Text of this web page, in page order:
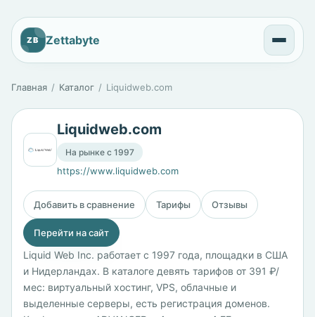
ZB Zettabyte
Главная Каталог Liquidweb.com
Liquidweb.com
На рынке с 1997
https://www.liquidweb.com
Добавить в сравнение Тарифы Отзывы
Перейти на сайт
Liquid Web Inc. работает с 1997 года, площадки в США
и Нидерландах. В каталоге девять тарифов от 391 ₽/
мес: виртуальный хостинг, VPS, облачные и
выделенные серверы, есть регистрация доменов.